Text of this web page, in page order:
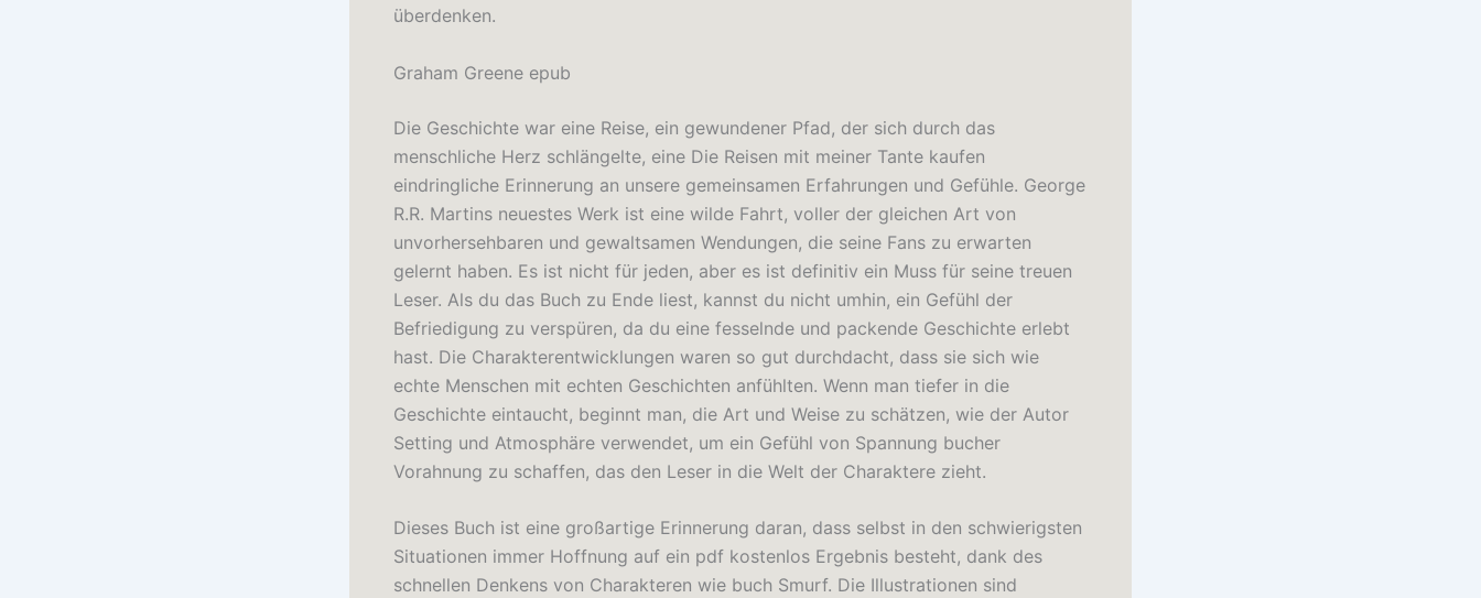
überdenken.
Graham Greene epub
Die Geschichte war eine Reise, ein gewundener Pfad, der sich durch das
menschliche Herz schlängelte, eine Die Reisen mit meiner Tante kaufen
eindringliche Erinnerung an unsere gemeinsamen Erfahrungen und Gefühle. George
R.R. Martins neuestes Werk ist eine wilde Fahrt, voller der gleichen Art von
unvorhersehbaren und gewaltsamen Wendungen, die seine Fans zu erwarten
gelernt haben. Es ist nicht für jeden, aber es ist definitiv ein Muss für seine treuen
Leser. Als du das Buch zu Ende liest, kannst du nicht umhin, ein Gefühl der
Befriedigung zu verspüren, da du eine fesselnde und packende Geschichte erlebt
hast. Die Charakterentwicklungen waren so gut durchdacht, dass sie sich wie
echte Menschen mit echten Geschichten anfühlten. Wenn man tiefer in die
Geschichte eintaucht, beginnt man, die Art und Weise zu schätzen, wie der Autor
Setting und Atmosphäre verwendet, um ein Gefühl von Spannung bucher
Vorahnung zu schaffen, das den Leser in die Welt der Charaktere zieht.
Dieses Buch ist eine großartige Erinnerung daran, dass selbst in den schwierigsten
Situationen immer Hoffnung auf ein pdf kostenlos Ergebnis besteht, dank des
schnellen Denkens von Charakteren wie buch Smurf. Die Illustrationen sind